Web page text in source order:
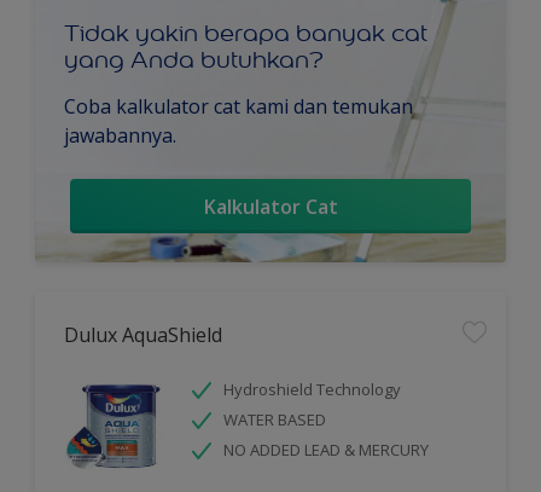
Tidak yakin berapa banyak cat
yang Anda butuhkan?
Coba kalkulator cat kami dan temukan
jawabannya.
Kalkulator Cat
Dulux AquaShield
Hydroshield Technology
WATER BASED
NO ADDED LEAD & MERCURY